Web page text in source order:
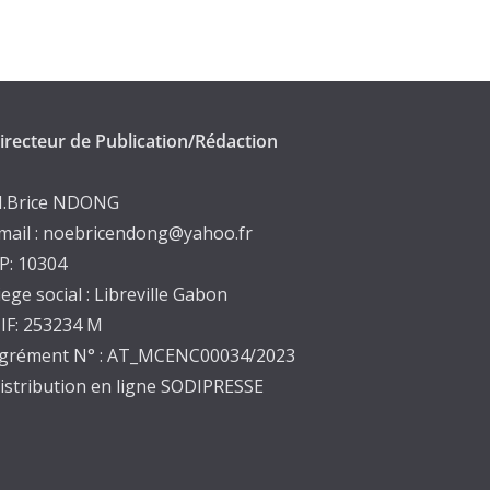
de Publication/Rédaction
NDONG
: noebricendong@yahoo.fr
10304
social : Libreville Gabon
253234 M
N° : AT_MCENC00034/2023
en ligne SODIPRESSE